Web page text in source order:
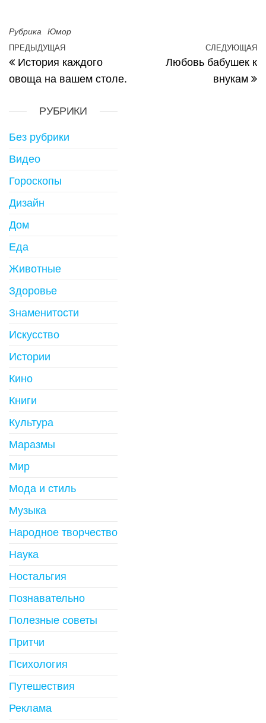
Рубрика Юмор
Навигация по записям
Предыдущая запись
ПРЕДЫДУЩАЯ
История каждого
овоща на вашем столе.
СЛЕДУЮЩАЯ
Любовь бабушек к
внукам
РУБРИКИ
Без рубрики
Видео
Гороскопы
Дизайн
Дом
Еда
Животные
Здоровье
Знаменитости
Искусство
Истории
Кино
Книги
Культура
Маразмы
Мир
Мода и стиль
Музыка
Народное творчество
Наука
Ностальгия
Познавательно
Полезные советы
Притчи
Психология
Путешествия
Реклама